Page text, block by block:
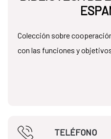
Colección sobre
con las funciones y objetivos
TELÉFONO